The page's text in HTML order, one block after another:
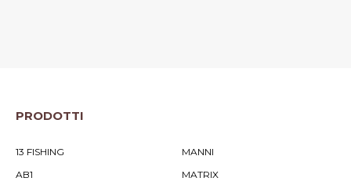
PRODOTTI
13 FISHING
AB1
MANNI
MATRIX